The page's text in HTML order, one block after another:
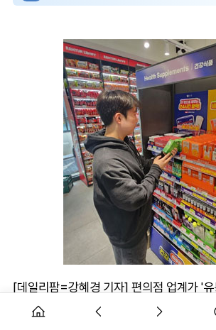
[데일리팜=강혜경 기자] 편의점 업계가 '
식품 시장에 진출하면서 관련 시장이 어떻